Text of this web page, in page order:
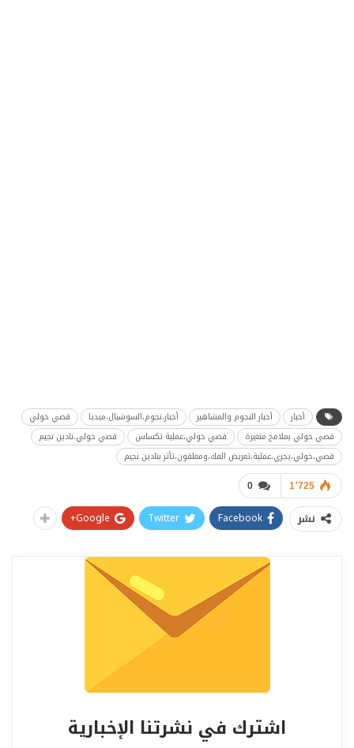
أخبار أخبار النجوم والمشاهير أخبار،نجوم،السوشيال،ميديا
قصي خولي
قصي خولي بملامح متغيرة
قصي خولي،عملية تكساس
قصي خولي،نادين نجيم
قصي،خولي،يجري،عملية،تعريض الفك،ومعلقون،تأثر بنادين نجيم
0 1٬725
نشر Facebook
Twitter
Google+
اشترك في نشرتنا الإخبارية